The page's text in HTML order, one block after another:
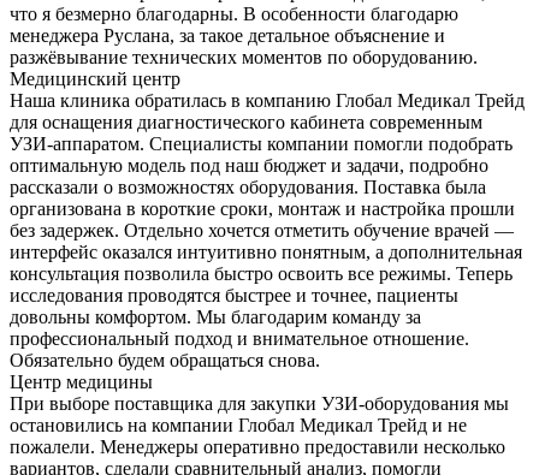
что я безмерно благодарны. В особенности благодарю
менеджера Руслана, за такое детальное объяснение и
разжёвывание технических моментов по оборудованию.
Медицинский центр
Наша клиника обратилась в компанию Глобал Медикал Трейд
для оснащения диагностического кабинета современным
УЗИ-аппаратом. Специалисты компании помогли подобрать
оптимальную модель под наш бюджет и задачи, подробно
рассказали о возможностях оборудования. Поставка была
организована в короткие сроки, монтаж и настройка прошли
без задержек. Отдельно хочется отметить обучение врачей —
интерфейс оказался интуитивно понятным, а дополнительная
консультация позволила быстро освоить все режимы. Теперь
исследования проводятся быстрее и точнее, пациенты
довольны комфортом. Мы благодарим команду за
профессиональный подход и внимательное отношение.
Обязательно будем обращаться снова.
Центр медицины
При выборе поставщика для закупки УЗИ-оборудования мы
остановились на компании Глобал Медикал Трейд и не
пожалели. Менеджеры оперативно предоставили несколько
вариантов, сделали сравнительный анализ, помогли